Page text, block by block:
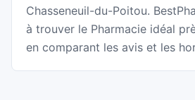
Chasseneuil-du-Poitou.
à trouver le Pharmacie idéal
en comparant les avis et les